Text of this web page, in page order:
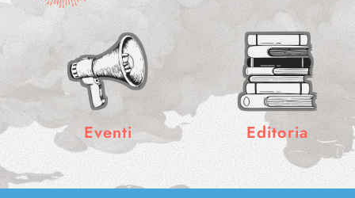
Eventi Editoria